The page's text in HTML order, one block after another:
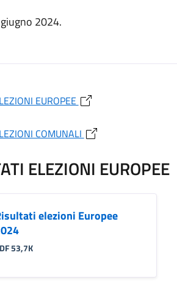
2024.
EUROPEE
COMUNALI
ELEZIONI EUROPEE
elezioni Europee
53,7K